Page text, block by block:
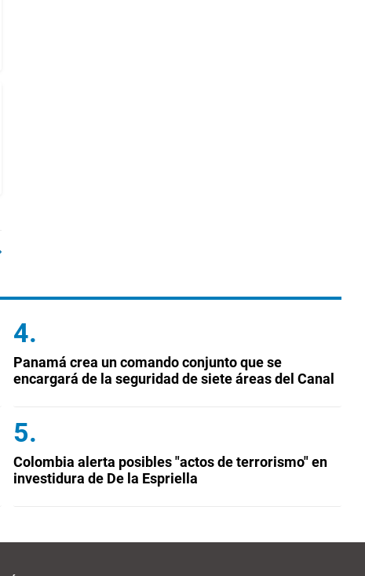
Panamá crea un comando conjunto que se
encargará de la seguridad de siete áreas del Canal
Colombia alerta posibles "actos de terrorismo" en
investidura de De la Espriella